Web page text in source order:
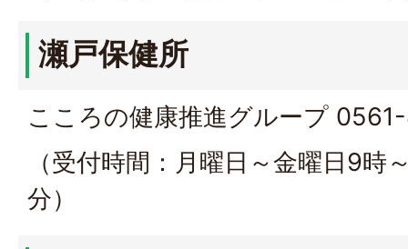
瀬戸保健所
こころの健康推進グループ
（受付時間：月曜日～金曜日9時
分）